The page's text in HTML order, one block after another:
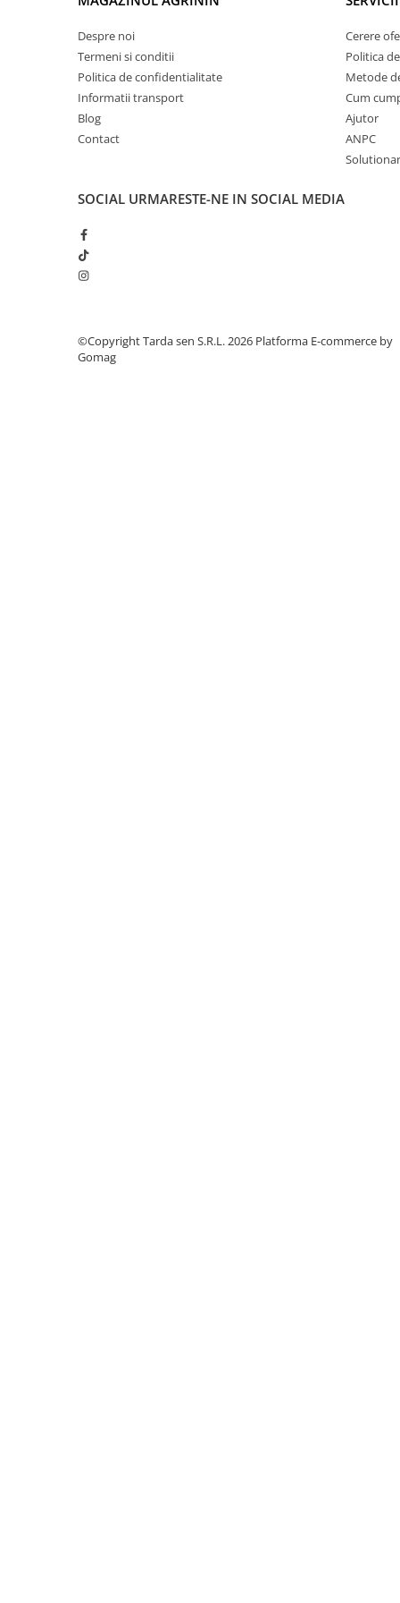
Accesorii gard electric
Accesorii irigat
Araci/ Suporti plante
Candele / Rezerve / Lumanari
Carabine/ carlige
Diverse casa si gradina
Echipament protectie gradina
Fir/Ata de legat
Furtun / banda / tub
Pila motofierastrau / drujba
Despre noi
Termeni si conditii
Politica de confidentialitate
Informatii transport
Blog
Contact
Cerere
Politica
Metode
Cum
Ajutor
ANPC
SOCIAL URMARESTE-NE IN SOCIAL MEDIA
©Copyright Tarda sen S.R.L. 2026 Platforma E-commerce by
Gomag